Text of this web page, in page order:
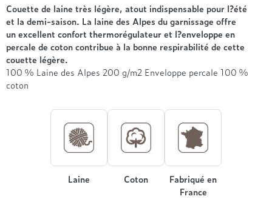
Grand Litier
Hotel & Lodge
Simmons
Styldecor
Technilat
Tempur
Couette de laine très légère, atout indispensable pour l?été
et la demi-saison. La laine des Alpes du garnissage offre
un excellent confort thermorégulateur et l?enveloppe en
percale de coton contribue à la bonne respirabilité de cette
couette légère.
100 % Laine des Alpes 200 g/m2 Enveloppe percale 100 %
coton
Laine Coton
Fabriqué en
France